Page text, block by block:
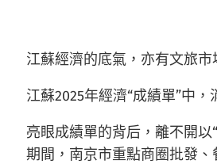
江蘇經濟的底氣，亦有文旅市
江蘇2025年經濟“成績單”中
亮眼成績單的背后，離不開
期間，南京市重點商圈批發